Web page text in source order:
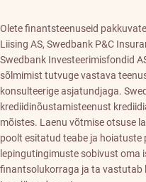
Olete finantsteenuseid
Liising AS, Swedbank P&C
Swedbank Investeerimisfondid
sõlmimist tutvuge vastava
konsulteerige asjatundjaga.
krediidinõustamisteenust
mõistes. Laenu võtmise otsuse
poolt esitatud teabe ja
lepingutingimuste sobivust oma
finantsolukorraga ja ta vastutab